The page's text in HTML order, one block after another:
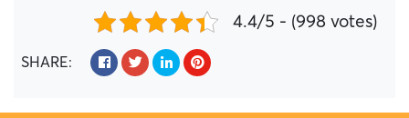
4.4/5 - (998 votes)
SHARE: